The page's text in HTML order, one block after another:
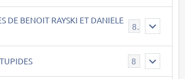
DE BENOIT RAYSKI ET DANIELE
8
8